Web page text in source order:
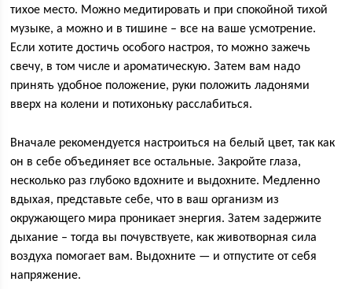
тихое место. Можно медитировать и при спокойной тихой
музыке, а можно и в тишине – все на ваше усмотрение.
Если хотите достичь особого настроя, то можно зажечь
свечу, в том числе и ароматическую. Затем вам надо
принять удобное положение, руки положить ладонями
вверх на колени и потихоньку расслабиться.
Вначале рекомендуется настроиться на белый цвет, так как
он в себе объединяет все остальные. Закройте глаза,
несколько раз глубоко вдохните и выдохните. Медленно
вдыхая, представьте себе, что в ваш организм из
окружающего мира проникает энергия. Затем задержите
дыхание – тогда вы почувствуете, как животворная сила
воздуха помогает вам. Выдохните — и отпустите от себя
напряжение.